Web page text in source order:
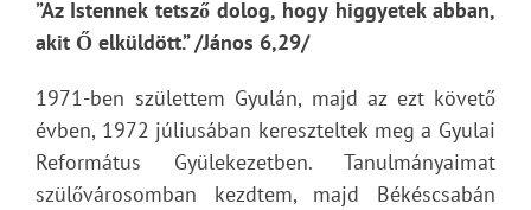
”Az Istennek tetsző dolog, hogy higgyetek abban,
akit Ő elküldött.” /János 6,29/
1971-ben születtem Gyulán, majd az ezt követő
évben, 1972 júliusában kereszteltek meg a Gyulai
Református Gyülekezetben. Tanulmányaimat
szülővárosomban kezdtem, majd Békéscsabán